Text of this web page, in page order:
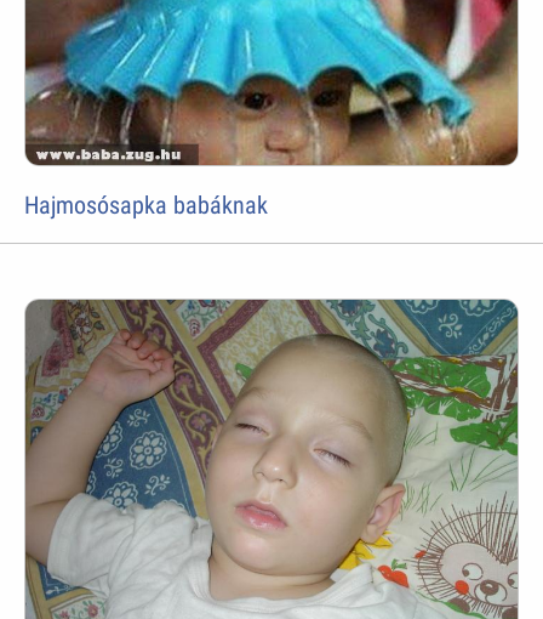
Hajmosósapka babáknak